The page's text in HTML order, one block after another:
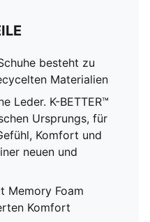
besteht zu
Materialien
Leder. K-BETTER™
Ursprungs, für
Komfort und
neuen und
Memory Foam
Komfort